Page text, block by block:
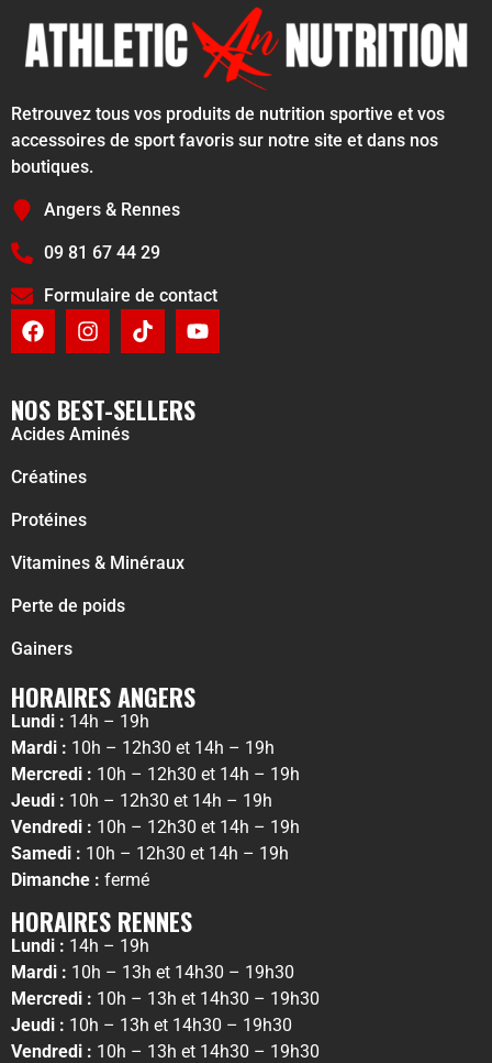
Retrouvez tous vos produits de nutrition sportive et vos
accessoires de sport favoris sur notre site et dans nos
boutiques.
Angers & Rennes
09 81 67 44 29
Formulaire de contact
NOS BEST-SELLERS
Acides Aminés
Créatines
Protéines
Vitamines & Minéraux
Perte de poids
Gainers
HORAIRES ANGERS
Lundi : 14h – 19h
Mardi : 10h – 12h30 et 14h – 19h
Mercredi : 10h – 12h30 et 14h – 19h
Jeudi : 10h – 12h30 et 14h – 19h
Vendredi : 10h – 12h30 et 14h – 19h
Samedi : 10h – 12h30 et 14h – 19h
Dimanche : fermé
HORAIRES RENNES
Lundi : 14h – 19h
Mardi : 10h – 13h et 14h30 – 19h30
Mercredi : 10h – 13h et 14h30 – 19h30
Jeudi : 10h – 13h et 14h30 – 19h30
Vendredi : 10h – 13h et 14h30 – 19h30